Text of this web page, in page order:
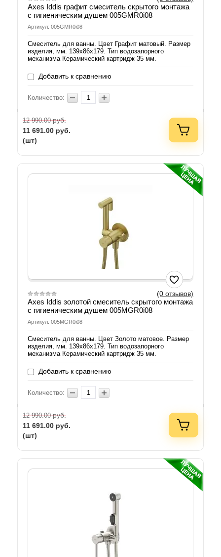
Axes Iddis графит смеситель скрытого монтажа
с гигиеническим душем 005GMR0i08
Артикул: 005GMR0i08
Смеситель для ванны. Цвет Графит матовый. Размер
изделия, мм. 139x86x179. Тип водозапорного
механизма Керамический картридж 35 мм.
Добавить к сравнению
Количество:
12 990.00руб.
11 691.00 руб.
(шт)
(0 отзывов)
Axes Iddis золотой смеситель скрытого монтажа
с гигиеническим душем 005MGR0i08
Артикул: 005MGR0i08
Смеситель для ванны. Цвет Золото матовое. Размер
изделия, мм. 139x86x179. Тип водозапорного
механизма Керамический картридж 35 мм.
Добавить к сравнению
Количество:
12 990.00руб.
11 691.00 руб.
(шт)